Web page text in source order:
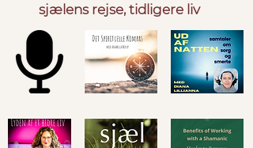
sjælens rejse, tidligere liv